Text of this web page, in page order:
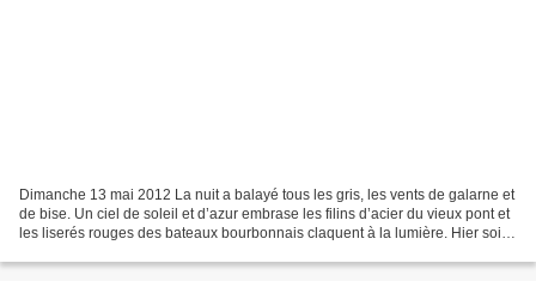
Dimanche 13 mai 2012 La nuit a balayé tous les gris, les vents de galarne et
de bise. Un ciel de soleil et d’azur embrase les filins d’acier du vieux pont et
les liserés rouges des bateaux bourbonnais claquent à la lumière. Hier soir